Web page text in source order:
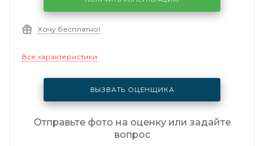
Хочу бесплатно!
Все характеристики
ВЫЗВАТЬ ОЦЕНЩИКА
Отправьте фото на оценку или задайте
вопрос